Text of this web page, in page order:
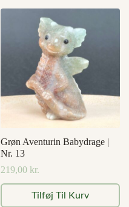
Grøn Aventurin Babydrage |
Nr. 13
219,00 kr.
Tilføj Til Kurv